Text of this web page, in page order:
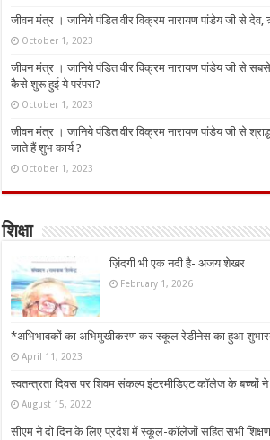
जीवन मंत्र । जानिये पंडित वीर विक्रम नारायण पांडेय जी से देव,
October 1, 2023
जीवन मंत्र । जानिये पंडित वीर विक्रम नारायण पांडेय जी से
कैसे शुरू हुई ये परंपरा?
October 1, 2023
जीवन मंत्र । जानिये पंडित वीर विक्रम नारायण पांडेय जी से
जाते हैं शुभ कार्य ?
October 1, 2023
शिक्षा
ज़िंदगी भी एक नदी है- अजय शेखर
February 1, 2026
*अभिभावकों का अभिमुखीकरण कर स्कूल रेडीनेस का हुआ
April 11, 2023
स्वतन्त्रता दिवस पर शिवम संकल्प इंटरमीडिएट कॉलेज के बच्चों
August 15, 2022
सीएम ने दो दिन के लिए प्रदेश में स्कूल-कॉलेजों सहित सभी